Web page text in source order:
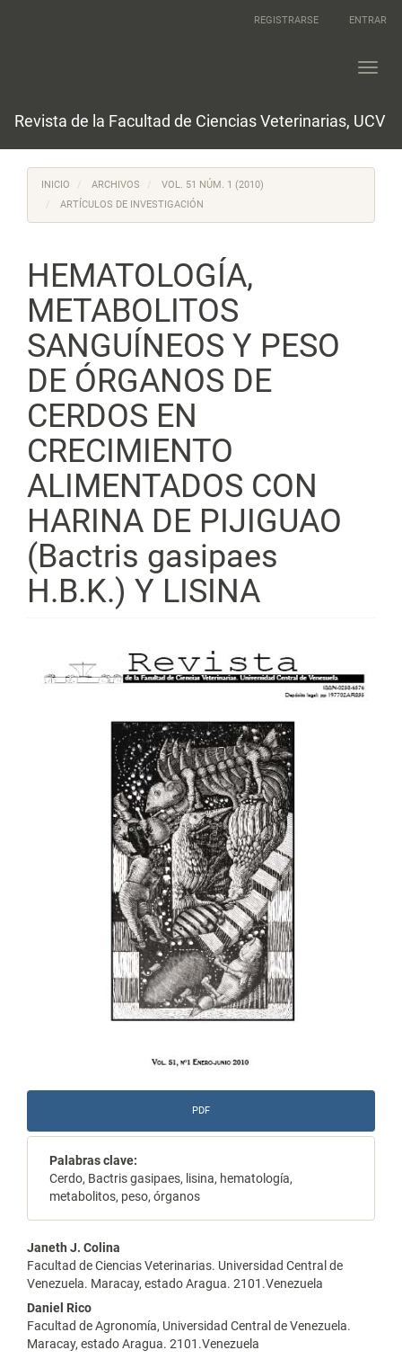
REGISTRARSE ENTRAR
Revista de la Facultad de Ciencias Veterinarias, UCV
INICIO ARCHIVOS
VOL. 51 NÚM. 1 (2010)
ARTÍCULOS DE INVESTIGACIÓN
HEMATOLOGÍA,
METABOLITOS
SANGUÍNEOS Y PESO
DE ÓRGANOS DE
CERDOS EN
CRECIMIENTO
ALIMENTADOS CON
HARINA DE PIJIGUAO
(Bactris gasipaes
H.B.K.) Y LISINA
lateral
artículo
PDF
Palabras clave:
Cerdo, Bactris gasipaes, lisina, hematología,
metabolitos, peso, órganos
Contenido
principal
del
artículo
Janeth J. Colina
Facultad de Ciencias Veterinarias. Universidad Central de
Venezuela. Maracay, estado Aragua. 2101.Venezuela
Daniel Rico
Facultad de Agronomía, Universidad Central de Venezuela.
Maracay, estado Aragua. 2101.Venezuela